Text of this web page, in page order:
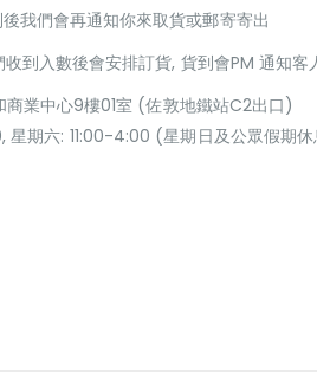
我們會再通知你來取貨或郵寄寄出
到入數後會安排訂貨, 貨到會PM 通知
業中心9樓01室 (佐敦地鐵站C2出口)
星期六: 11:00-4:00 (星期日及公眾假期